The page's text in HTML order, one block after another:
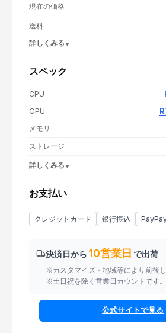
現在の価格
送料
詳しくみる
支払い額（値引き・送料込み）
スペック
CPU
GPU
メモリ
ストレージ
詳しくみる
電源
CPUクーラー
お支払い
クレジットカード 銀行振込
決済日から 10営業日 で出荷
※カスタマイズ・地域等により前後
※土日祝を除く営業日カウントです。
公式サイトで見る